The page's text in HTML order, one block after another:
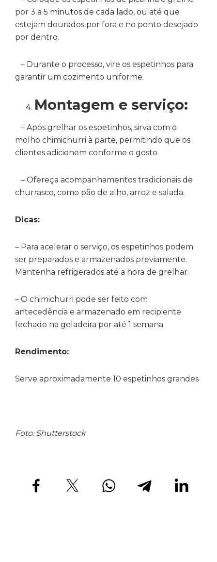
por 3 a 5 minutos de cada lado, ou até que
estejam dourados por fora e no ponto desejado
por dentro.
– Durante o processo, vire os espetinhos para
garantir um cozimento uniforme.
Montagem e serviço:
– Após grelhar os espetinhos, sirva com o
molho chimichurri à parte, permitindo que os
clientes adicionem conforme o gosto.
– Ofereça acompanhamentos tradicionais de
churrasco, como pão de alho, arroz e salada.
Dicas:
– Para acelerar o serviço, os espetinhos podem
ser preparados e armazenados previamente.
Mantenha refrigerados até a hora de grelhar.
– O chimichurri pode ser feito com
antecedência e armazenado em recipiente
fechado na geladeira por até 1 semana.
Rendimento:
Serve aproximadamente 10 espetinhos grandes
Foto: Shutterstock